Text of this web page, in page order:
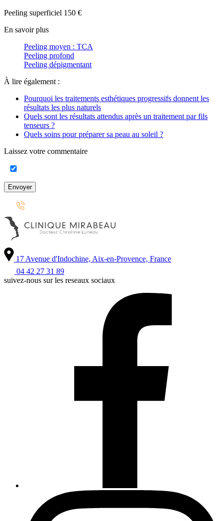
Peeling superficiel 150 €
En savoir plus
Peeling moyen : TCA
Peeling profond
Peeling dépigmentant
À lire également :
Pourquoi les traitements esthétiques progressifs donnent les
résultats les plus naturels
Quels sont les résultats attendus après un traitement par fils
tenseurs ?
Quels soins pour préparer sa peau au soleil ?
Laissez votre commentaire
Envoyer
17 Avenue d'Indochine, Aix-en-Provence, France
04 42 27 31 89
suivez-nous sur les reseaux sociaux